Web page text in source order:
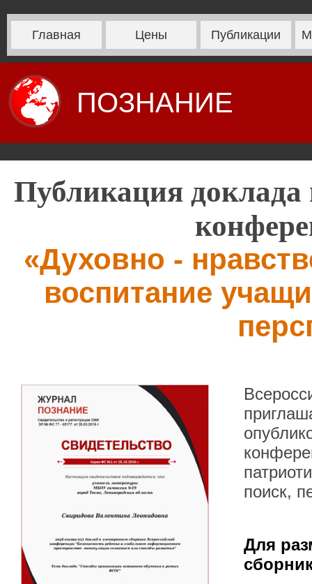
Главная Цены Публикации
ПОЗНАНИЕ
Публикация доклада
«Духовно -
воспитание
поиск,
Для